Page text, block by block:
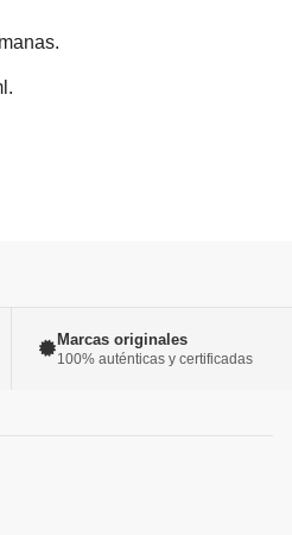
Marcas originales
100% auténticas y certificadas